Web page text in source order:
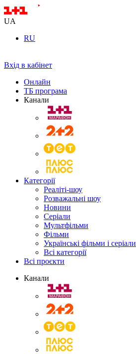
UA
RU
Вхід в кабінет
Онлайн
ТБ програма
Канали
Категорії
Реаліті-шоу
Розважальні шоу
Новини
Серіали
Мультфільми
Фільми
Українські фільми і серіали
Всі категорії
Всі проєкти
Канали